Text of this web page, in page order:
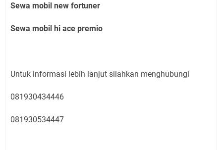
Sewa mobil new fortuner
Sewa mobil hi ace premio
Untuk informasi lebih lanjut silahkan menghubungi
081930434446
081930534447